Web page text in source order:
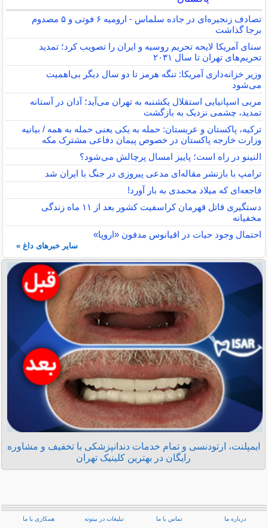
تصادف زنجیره‌ای در جاده سلماس - ارومیه ۶ فوتی و ۵ مصدوم
برجا گذاشت
سنای آمریکا لایحه تحریم روسیه و ایران را تصویب کرد؛ تمدید
تحریم‌های تهران تا سال ۲۰۳۱
وزیر خزانه‌داری آمریکا: تنگه هرمز تا دو سال دیگر بی‌اهمیت
می‌شود
مربی اسپانیایی استقلال یکشنبه به تهران می‌آید؛ آدان در آستانه
تمدید، چشمی نزدیک به بازگشت
ترکیه، پاکستان و عربستان: حمله به یکی یعنی حمله به همه / بیانیه
وزارت خارجه پاکستان در خصوص پیمان دفاعی مشترک مکه
النینو در راه است؛ پاییز امسال پرچالش می‌شود؟
ترامپ با بازنشر مقاله‌ای مدعی پیروزی در جنگ با ایران شد
فاجعه‌ای که میلاد محمدی به بار آورد!
دستگیری قاتل قهرمان کراسفیت کشور بعد از ۱۱ ماه زندگی
مخفیانه
احتمال وجود حیات در اقیانوس مدفون «اروپا»
سایر خبرهای داغ »
ایمپلنت، ارتودنسی و تمام خدمات دندانپزشکی با تخفیف و مشاوره
رایگان در بهترین کلینیک تهران
درباره ما تماس با ما تبلیغات در بیتوته همکاری با ما